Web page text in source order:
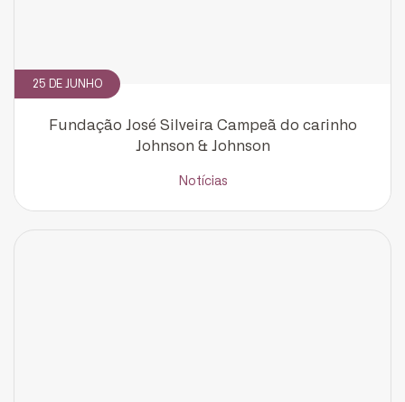
25 DE JUNHO
Fundação José Silveira Campeã do carinho
Johnson & Johnson
Notícias